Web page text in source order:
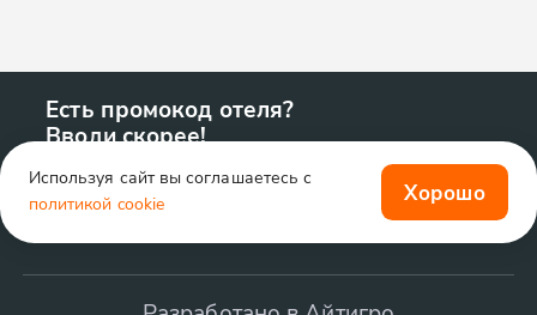
Есть промокод отеля?
Вводи скорее!
Используя сайт вы соглашаетесь с
политикой cookie
Хорошо